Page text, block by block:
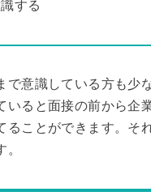
する
で意識している方も少
いると面接の前から企
ることができます。そ